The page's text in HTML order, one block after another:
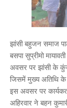
झांसी बहुजन समाज
बसपा सुप्रीमो
अवसर पर झांसी के
जिसमें मुख्य अतिथि के
इस अवसर पर
अहिरवार ने बहन